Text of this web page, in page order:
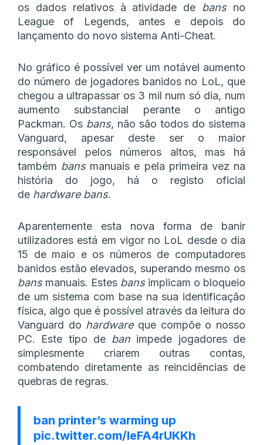
os dados relativos à atividade de bansno
League of Legends, antes e depois do
lançamento do novo sistema Anti-Cheat.
No gráfico é possível ver um notável aumento
do número de jogadores banidos no LoL, que
chegou a ultrapassar os 3 mil num só dia, num
aumento substancial perante o antigo
Packman. Os bans, não são todos do sistema
Vanguard, apesar deste ser o maior
responsável pelos números altos, mas há
também bansmanuais e pela primeira vez na
história do jogo, há o registo oficial
de hardware bans.
Aparentemente esta nova forma de banir
utilizadores está em vigor no LoL desde o dia
15 de maio e os números de computadores
banidos estão elevados, superando mesmo os
bansmanuais. Estes bansimplicam o bloqueio
de um sistema com base na sua identificação
física, algo que é possível através da leitura do
Vanguard do hardware que compõe o nosso
PC. Este tipo de ban impede jogadores de
simplesmente criarem outras contas,
combatendo diretamente as reincidências de
quebras de regras.
ban printer’s warming up
pic.twitter.com/IeFA4rUKKh